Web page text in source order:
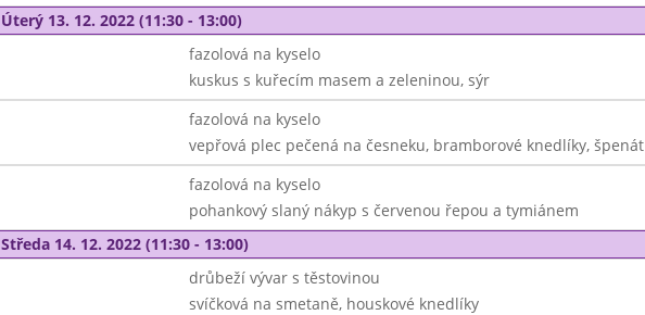
Úterý 13. 12. 2022 (11:30 - 13:00)
fazolová na kyselo
kuskus s kuřecím masem a zeleninou, sýr
fazolová na kyselo
vepřová plec pečená na česneku, bramborové knedlíky, špenát
fazolová na kyselo
pohankový slaný nákyp s červenou řepou a tymiánem
Středa 14. 12. 2022 (11:30 - 13:00)
drůbeží vývar s těstovinou
svíčková na smetaně, houskové knedlíky